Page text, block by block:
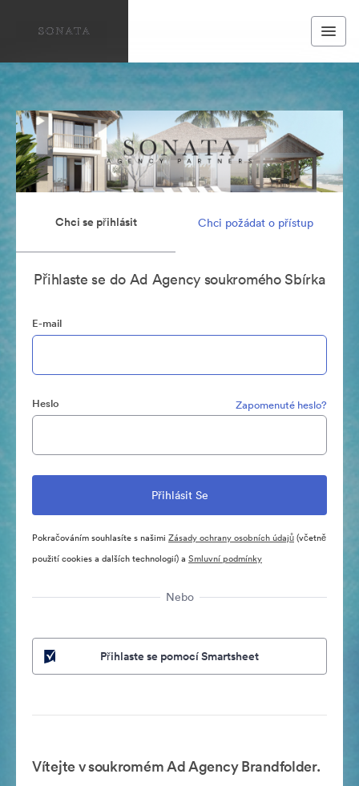
Chci se přihlásit Chci požádat o přístup
Přihlaste se do Ad Agency soukromého Sbírka
E-mail
Heslo Zapomenuté heslo?
Pokračováním souhlasíte s našimi Zásady ochrany osobních údajů(včetně
použití cookies a dalších technologií) a Smluvní podmínky
Nebo
Přihlaste se pomocí Smartsheet
Vítejte v soukromém Ad Agency Brandfolder.